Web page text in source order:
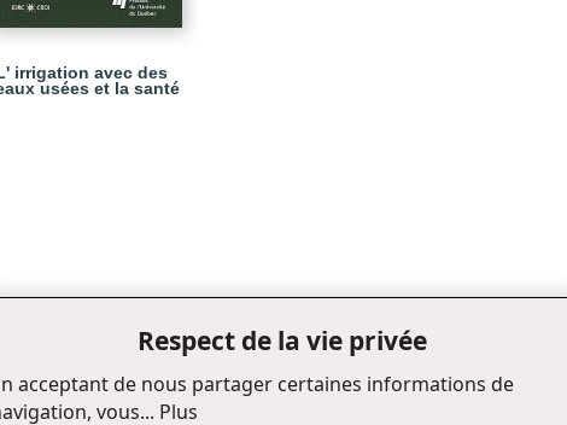
irrigation avec des
usées et la santé
Respect de la vie privée
acceptant de nous partager certaines informations de
vous... Plus